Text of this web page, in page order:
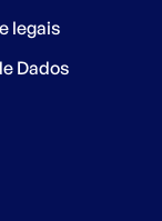
legais
Dados